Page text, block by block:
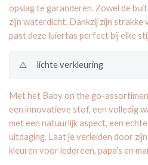
opslag te garanderen. Zowel de
zijn waterdicht. Dankzij zijn strakke
past deze luiertas perfect bij elke
⚠️ lichte verkleuring
Met het Baby on the go-
een innovatieve stof, een volledig
met een natuurlijk aspect, een
uitdaging. Laat je verleiden door
kleuren voor iedereen, papa's en